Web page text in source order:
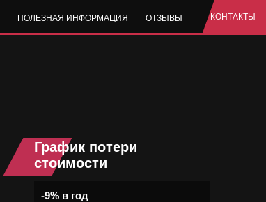
ПОЛЕЗНАЯ ИНФОРМАЦИЯ ОТЗЫВЫ КОНТАКТЫ
График потери
стоимости
-9% в год